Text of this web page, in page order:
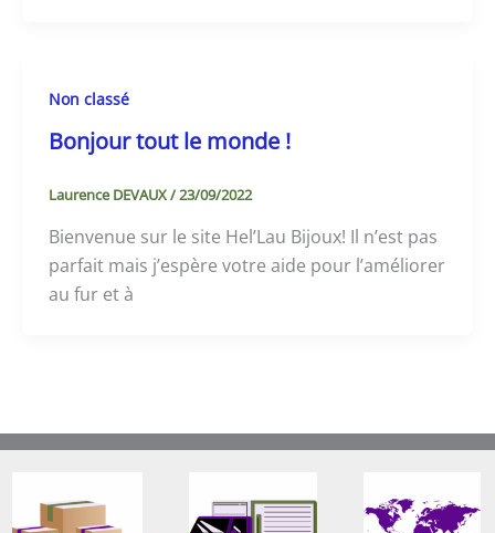
Non classé
Bonjour tout le monde !
Laurence DEVAUX/23/09/2022
Bienvenue sur le site Hel’Lau Bijoux! Il n’est pas
parfait mais j’espère votre aide pour l’améliorer
au fur et à